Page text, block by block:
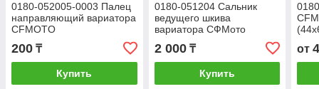
0180-052005-0003 Палец
направляющий вариатора
CFMOTO
200 ₸
Купить
0180-051204 Сальник
ведущего шкива
вариатора СФМото
2 000₸
Купить
от